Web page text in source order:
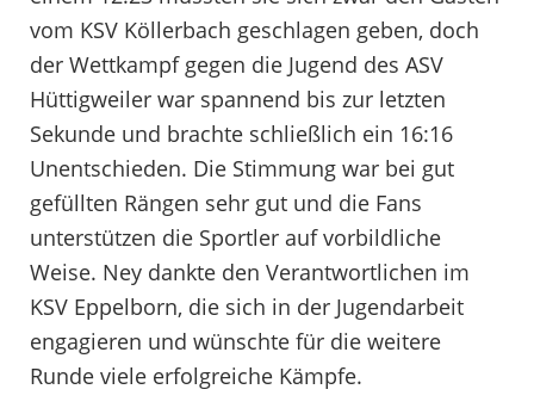
vom KSV Köllerbach geschlagen geben, doch
der Wettkampf gegen die Jugend des ASV
Hüttigweiler war spannend bis zur letzten
Sekunde und brachte schließlich ein 16:16
Unentschieden. Die Stimmung war bei gut
gefüllten Rängen sehr gut und die Fans
unterstützen die Sportler auf vorbildliche
Weise. Ney dankte den Verantwortlichen im
KSV Eppelborn, die sich in der Jugendarbeit
engagieren und wünschte für die weitere
Runde viele erfolgreiche Kämpfe.